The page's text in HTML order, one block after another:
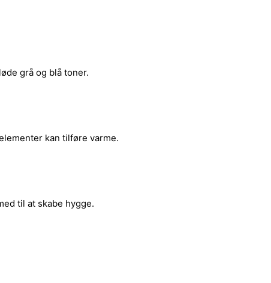
grå og blå toner.
kan tilføre varme.
til at skabe hygge.